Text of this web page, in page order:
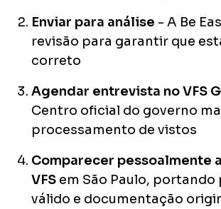
Enviar para análise - A Be
revisão para garantir que
correto
Agendar entrevista no VFS
Centro oficial do governo
processamento de vistos
Comparecer pessoalmente
VFS em São Paulo,
válido e documentação